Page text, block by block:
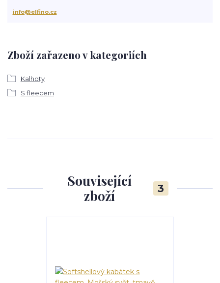
Zboží zařazeno v kategoriích
Kalhoty
S fleecem
info@elfino.cz
Související
zboží
3